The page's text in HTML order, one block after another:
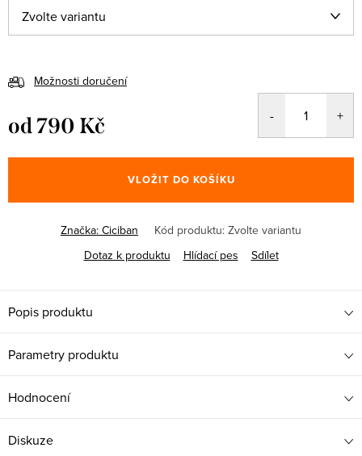
Možnosti doručení
od790 Kč
cena:
VLOŽIT DO KOŠÍKU
Značka: Ciciban Kód produktu: Zvolte variantu
Dotaz k produktu
Hlídací pes Sdílet
Popis produktu
Parametry produktu
Hodnocení
Diskuze